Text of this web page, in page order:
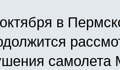
в
самолета